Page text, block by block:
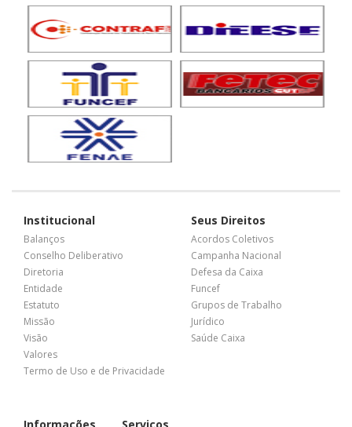
Institucional
Balanços
Conselho Deliberativo
Diretoria
Entidade
Estatuto
Missão
Visão
Valores
Termo de Uso e de Privacidade
Seus Direitos
Acordos Coletivos
Campanha Nacional
Defesa da Caixa
Funcef
Grupos de Trabalho
Jurídico
Saúde Caixa